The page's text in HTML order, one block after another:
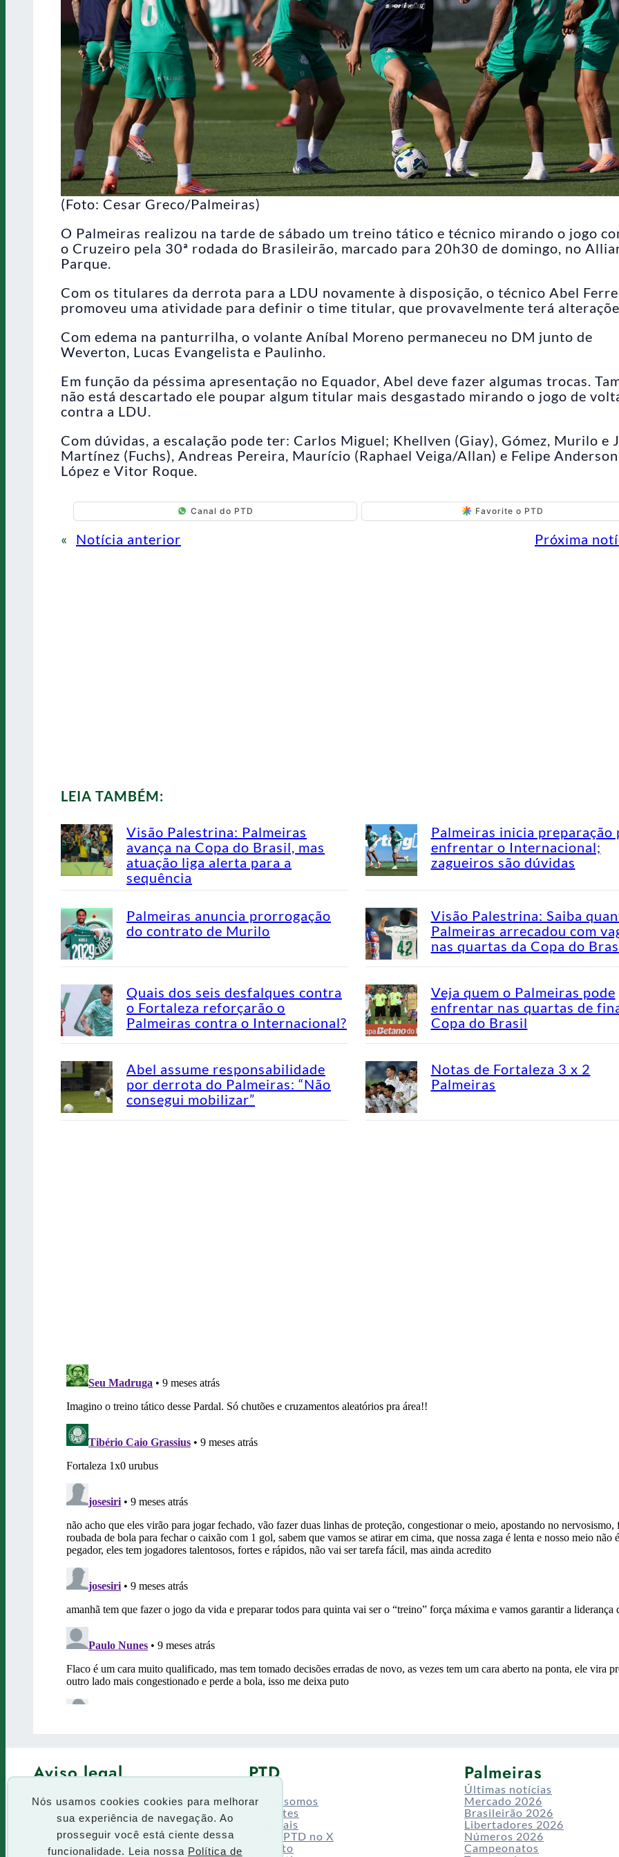
Nós usamos cookies cookies para melhorar
sua experiência de navegação. Ao
prosseguir você está ciente dessa
funcionalidade. Leia nossa Política de
(Foto: Cesar Greco/Palmeiras)
O Palmeiras realizou na tarde de sábado um treino tático e técnico mirando o jogo
o Cruzeiro pela 30ª rodada do Brasileirão, marcado para 20h30 de domingo, no
Parque.
Com os titulares da derrota para a LDU novamente à disposição, o técnico Abel
promoveu uma atividade para definir o time titular, que provavelmente terá
Com edema na panturrilha, o volante Aníbal Moreno permaneceu no DM junto de
Weverton, Lucas Evangelista e Paulinho.
Em função da péssima apresentação no Equador, Abel deve fazer algumas trocas.
não está descartado ele poupar algum titular mais desgastado mirando o jogo de
contra a LDU.
Com dúvidas, a escalação pode ter: Carlos Miguel; Khellven (Giay), Gómez, Murilo e
Martínez (Fuchs), Andreas Pereira, Maurício (Raphael Veiga/Allan) e Felipe
López e Vitor Roque.
Canal do PTD Favorite o PTD
« Notícia anterior Próxima
LEIA TAMBÉM:
Visão Palestrina: Palmeiras
avança na Copa do Brasil, mas
atuação liga alerta para a
sequência
Palmeiras inicia preparação
enfrentar o Internacional;
zagueiros são dúvidas
Palmeiras anuncia prorrogação
do contrato de Murilo
Visão Palestrina: Saiba
Palmeiras arrecadou com
nas quartas da Copa do
Quais dos seis desfalques contra
o Fortaleza reforçarão o
Palmeiras contra o Internacional?
Veja quem o Palmeiras pode
enfrentar nas quartas de
Copa do Brasil
Abel assume responsabilidade
por derrota do Palmeiras: “Não
consegui mobilizar”
Notas de Fortaleza 3 x 2
Palmeiras
Aviso legal
Termos de uso
PTD
Quem somos
Enquetes
Especiais
Siga o PTD no X
Contato
Palmeiras
Últimas notícias
Mercado 2026
Brasileirão 2026
Libertadores 2026
Números 2026
Campeonatos